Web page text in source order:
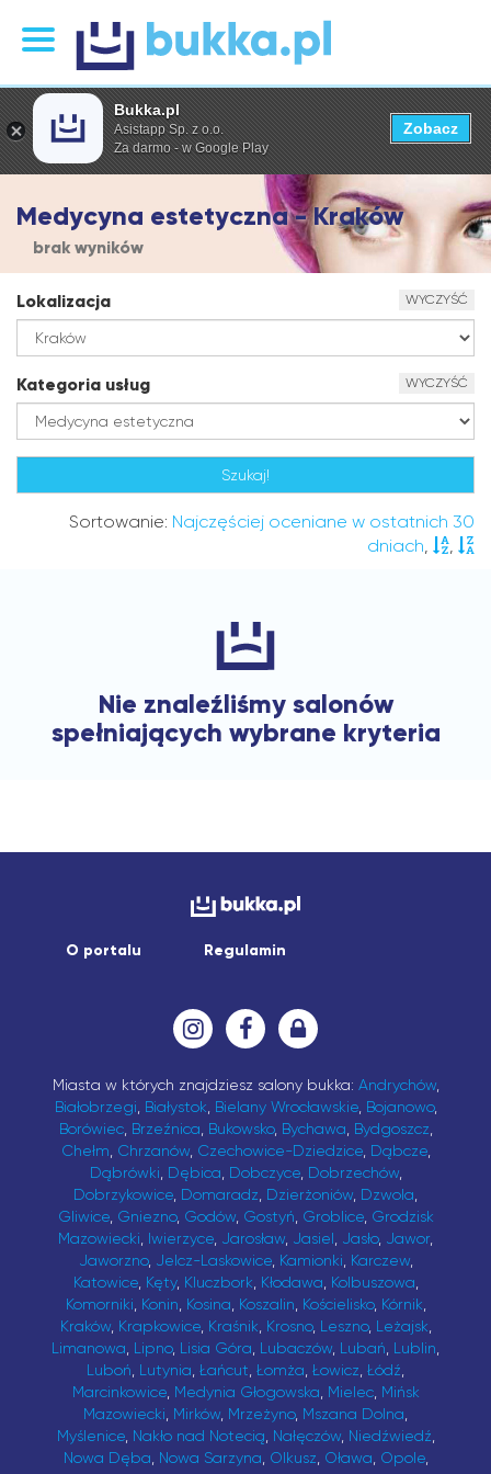
Medycyna estetyczna - Kraków
brak wyników
Lokalizacja WYCZYŚĆ
Kategoria usług WYCZYŚĆ
Sortowanie: Najczęściej oceniane w ostatnich 30
dniach, ,
Nie znaleźliśmy salonów
spełniających wybrane kryteria
O portalu Regulamin
Miasta w których znajdziesz salony bukka: Andrychów,
Białobrzegi, Białystok, Bielany Wrocławskie, Bojanowo,
Borówiec, Brzeźnica, Bukowsko, Bychawa, Bydgoszcz,
Chełm, Chrzanów, Czechowice-Dziedzice, Dąbcze,
Dąbrówki, Dębica, Dobczyce, Dobrzechów,
Dobrzykowice, Domaradz, Dzierżoniów, Dzwola,
Gliwice, Gniezno, Godów, Gostyń, Groblice, Grodzisk
Mazowiecki, Iwierzyce, Jarosław, Jasiel, Jasło, Jawor,
Jaworzno, Jelcz-Laskowice, Kamionki, Karczew,
Katowice, Kęty, Kluczbork, Kłodawa, Kolbuszowa,
Komorniki, Konin, Kosina, Koszalin, Kościelisko, Kórnik,
Kraków, Krapkowice, Kraśnik, Krosno, Leszno, Leżajsk,
Limanowa, Lipno, Lisia Góra, Lubaczów, Lubań, Lublin,
Luboń, Lutynia, Łańcut, Łomża, Łowicz, Łódź,
Marcinkowice, Medynia Głogowska, Mielec, Mińsk
Mazowiecki, Mirków, Mrzeżyno, Mszana Dolna,
Myślenice, Nakło nad Notecią, Nałęczów, Niedźwiedź,
Nowa Dęba, Nowa Sarzyna, Olkusz, Oława, Opole,
Bukka.pl
Asistapp Sp. z o.o.
Za darmo - w Google Play
Zobacz